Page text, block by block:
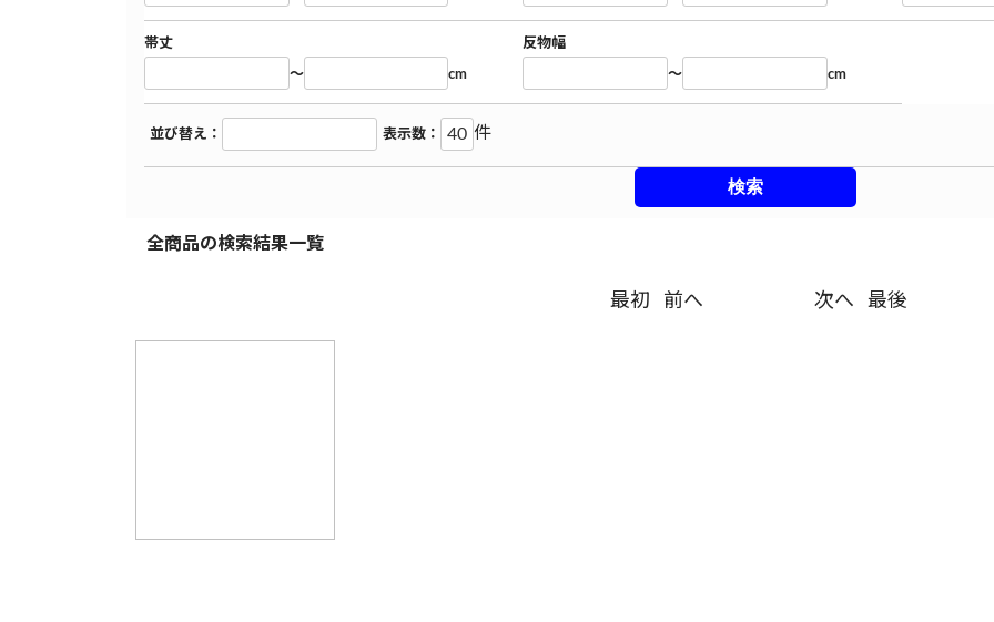
帯丈
～ cm
反物幅
～ cm
並び替え： 表示数： 件
全商品の検索結果一覧
最初 前へ 次へ 最後